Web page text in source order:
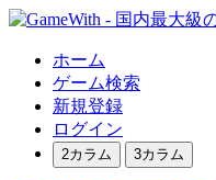
ホーム
ゲーム検索
新規登録
ログイン
2カラム 3カラム